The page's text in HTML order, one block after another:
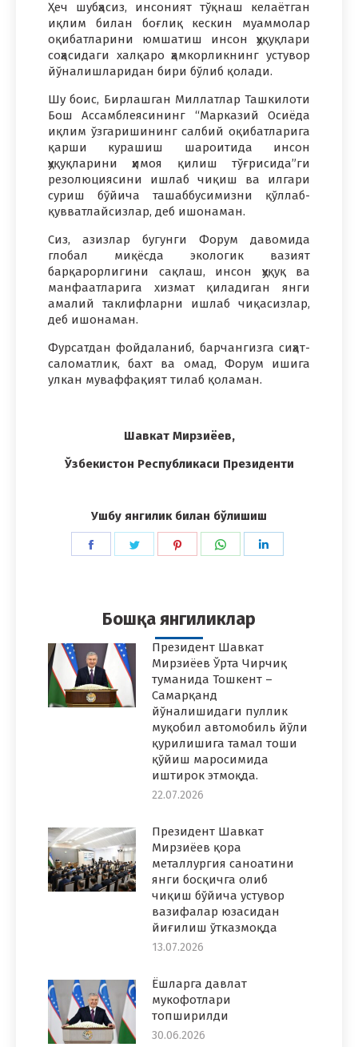
Ҳеч шубҳасиз, инсоният тўқнаш келаётган
иқлим билан боғлиқ кескин муаммолар
оқибатларини юмшатиш инсон ҳуқуқлари
соҳасидаги халқаро ҳамкорликнинг устувор
йўналишларидан бири бўлиб қолади.
Шу боис, Бирлашган Миллатлар Ташкилоти
Бош Ассамблеясининг “Марказий Осиёда
иқлим ўзгаришининг салбий оқибатларига
қарши курашиш шароитида инсон
ҳуқуқларини ҳимоя қилиш тўғрисида”ги
резолюциясини ишлаб чиқиш ва илгари
суриш бўйича ташаббусимизни қўллаб-
қувватлайсизлар, деб ишонаман.
Сиз, азизлар бугунги Форум давомида
глобал миқёсда экологик вазият
барқарорлигини сақлаш, инсон ҳуқуқ ва
манфаатларига хизмат қиладиган янги
амалий таклифларни ишлаб чиқасизлар,
деб ишонаман.
Фурсатдан фойдаланиб, барчангизга сиҳат-
саломатлик, бахт ва омад, Форум ишига
улкан муваффақият тилаб қоламан.
Шавкат Мирзиёев,
Ўзбекистон Республикаси Президенти
Ушбу янгилик билан бўлишиш
Share
Share
Share
Share
Бошқа янгиликлар
Президент Шавкат
Мирзиёев Ўрта Чирчиқ
туманида Тошкент –
Самарқанд
йўналишидаги пуллик
муқобил автомобиль йўли
қурилишига тамал тоши
қўйиш маросимида
иштирок этмоқда.
22.07.2026
Президент Шавкат
Мирзиёев қора
металлургия саноатини
янги босқичга олиб
чиқиш бўйича устувор
вазифалар юзасидан
йиғилиш ўтказмоқда
13.07.2026
Ёшларга давлат
мукофотлари
топширилди
30.06.2026